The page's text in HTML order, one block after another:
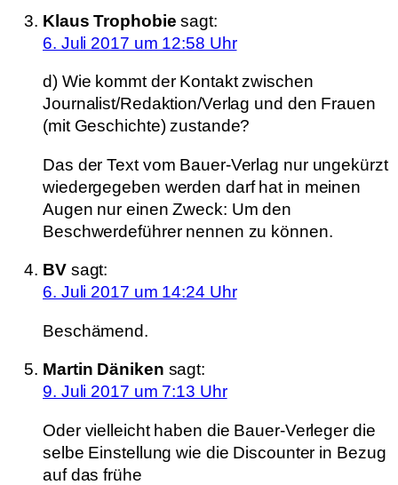
Klaus Trophobie sagt:
6. Juli 2017 um 12:58 Uhr
d) Wie kommt der Kontakt zwischen
Journalist/Redaktion/Verlag und den Frauen
(mit Geschichte) zustande?
Das der Text vom Bauer-Verlag nur ungekürzt
wiedergegeben werden darf hat in meinen
Augen nur einen Zweck: Um den
Beschwerdeführer nennen zu können.
BV sagt:
6. Juli 2017 um 14:24 Uhr
Beschämend.
Martin Däniken sagt:
9. Juli 2017 um 7:13 Uhr
Oder vielleicht haben die Bauer-Verleger die
selbe Einstellung wie die Discounter in Bezug
auf das frühe